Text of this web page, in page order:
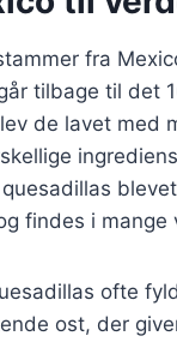
fra
tilbage til det
de lavet med
findes i mange
ofte
ost, der